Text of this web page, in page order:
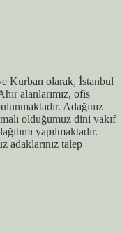
Kurban olarak, İstanbul
alanlarımız, ofis
Adağınız
olduğumuz dini vakıf
yapılmaktadır.
adaklarınız talep